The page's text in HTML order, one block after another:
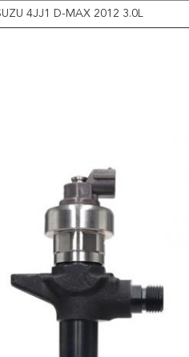
4JJ1 D-MAX 2012 3.0L